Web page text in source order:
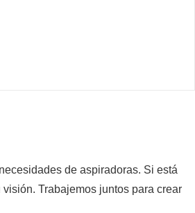
de aspiradoras. Si está
Trabajemos juntos para crear